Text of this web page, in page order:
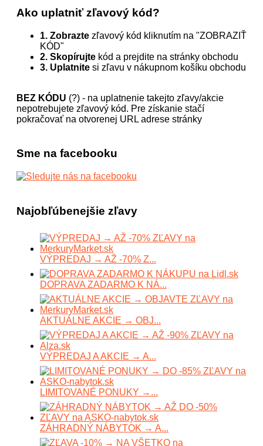
Ako uplatniť zľavový kód?
1. Zobrazte zľavový kód kliknutím na "ZOBRAZIŤ
KÓD"
2. Skopírujte kód a prejdite na stránky obchodu
3. Uplatnite si zľavu v nákupnom košíku obchodu
BEZ KÓDU (?) - na uplatnenie takejto zľavy/akcie
nepotrebujete zľavový kód. Pre získanie stačí
pokračovať na otvorenej URL adrese stránky
Sme na facebooku
Najobľúbenejšie zľavy
VÝPREDAJ → AŽ -70% Z...
DOPRAVA ZADARMO K NÁ...
AKTUÁLNE AKCIE → OBJ...
VÝPREDAJ A AKCIE → A...
LIMITOVANÉ PONUKY →...
ZÁHRADNÝ NÁBYTOK → A...